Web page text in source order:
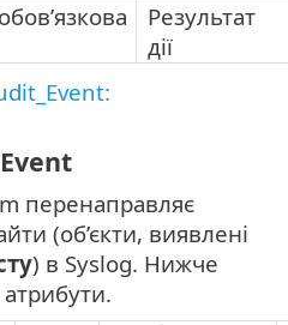
Результат
дії
перенаправляє
(об’єкти, виявлені
) в Syslog. Нижче